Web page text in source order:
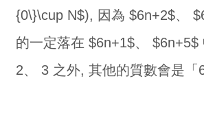
{0\}\cup N$), 因為 $6n+2$、
的一定落在 $6n+1$、
2、 3 之外, 其他的質數會是「